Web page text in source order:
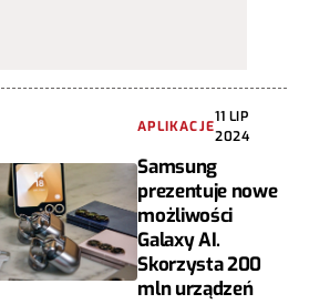
APLIKACJE
11 LIP
2024
Samsung
prezentuje nowe
możliwości
Galaxy AI.
Skorzysta 200
mln urządzeń